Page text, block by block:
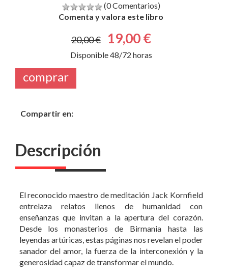
(0 Comentarios)
Comenta y valora este libro
20,00 € 19,00 €
Disponible 48/72 horas
comprar
Compartir en:
Descripción
El reconocido maestro de meditación Jack Kornfield
entrelaza relatos llenos de humanidad con
enseñanzas que invitan a la apertura del corazón.
Desde los monasterios de Birmania hasta las
leyendas artúricas, estas páginas nos revelan el poder
sanador del amor, la fuerza de la interconexión y la
generosidad capaz de transformar el mundo.